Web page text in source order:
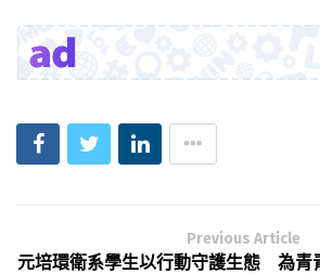
Previous Article
元培環衛系學生以行動守護生態 為青